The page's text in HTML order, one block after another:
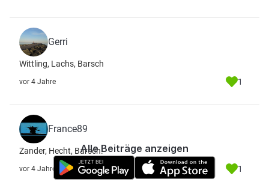
Gerri
Wittling, Lachs, Barsch
vor 4 Jahre 1
France89
Zander, Hecht, Barsch.
vor 4 Jahre 1
Alle Beiträge anzeigen